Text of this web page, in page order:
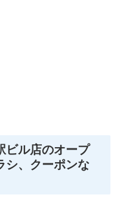
ビル店のオープ
シ、クーポンな